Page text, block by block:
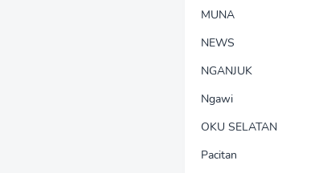
MUNA
NEWS
NGANJUK
Ngawi
OKU SELATAN
Pacitan